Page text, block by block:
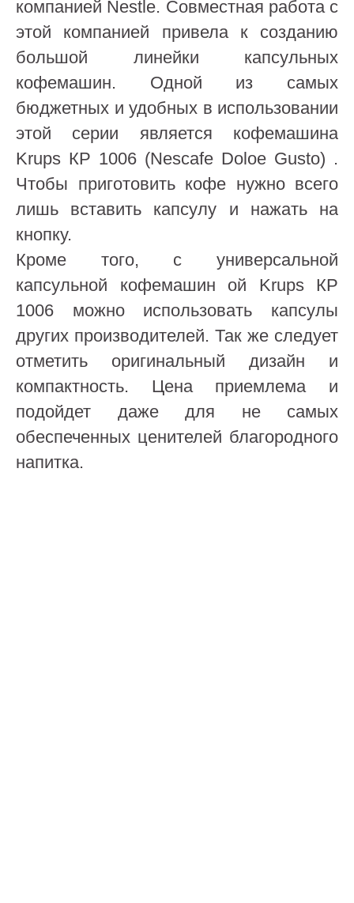
компанией Nestle. Совместная работа с
этой компанией привела к созданию
большой линейки капсульных
кофемашин. Одной из самых
бюджетных и удобных в использовании
этой серии является кофемашина
Krups КР 1006 (Nescafe Doloe Gusto) .
Чтобы приготовить кофе нужно всего
лишь вставить капсулу и нажать на
кнопку.
Кроме того, с универсальной
капсульной кофемашин ой Krups КР
1006 можно использовать капсулы
других производителей. Так же следует
отметить оригинальный дизайн и
компактность. Цена приемлема и
подойдет даже для не самых
обеспеченных ценителей благородного
напитка.